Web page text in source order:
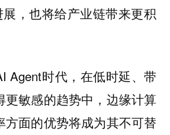
，也将给产业链带来更积
Agent时代，在低时延、带
更敏感的趋势中，边缘计算
方面的优势将成为其不可替